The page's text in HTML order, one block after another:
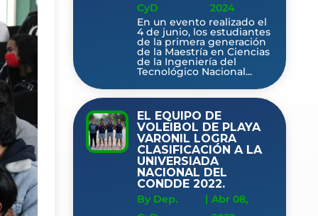
CyD
2024
En un evento realizado el
4 de junio, los estudiantes
de la primera generación
de la Maestría en Ciencias
de la Ingeniería del
Tecnológico Nacional...
EL EQUIPO DE
VOLEIBOL DE PLAYA
VARONIL LOGRA
CLASIFICACIÓN A LA
UNIVERSIADA
NACIONAL DEL
CONDDE 2022.
By Dep.
| Abr 08,